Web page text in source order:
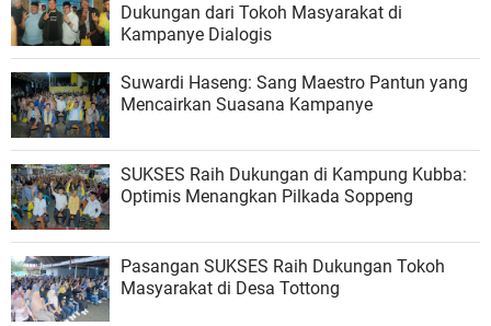
Dukungan dari Tokoh Masyarakat di
Kampanye Dialogis
Suwardi Haseng: Sang Maestro Pantun yang
Mencairkan Suasana Kampanye
SUKSES Raih Dukungan di Kampung Kubba:
Optimis Menangkan Pilkada Soppeng
Pasangan SUKSES Raih Dukungan Tokoh
Masyarakat di Desa Tottong